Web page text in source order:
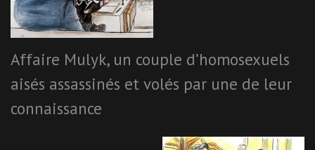
Affaire Mulyk, un couple d’homosexuels
aisés assassinés et volés par une de leur
connaissance